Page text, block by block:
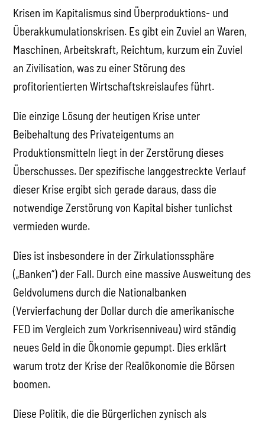
Krisen im Kapitalismus sind Überproduktions- und
Überakkumulationskrisen. Es gibt ein Zuviel an Waren,
Maschinen, Arbeitskraft, Reichtum, kurzum ein Zuviel
an Zivilisation, was zu einer Störung des
profitorientierten Wirtschaftskreislaufes führt.
Die einzige Lösung der heutigen Krise unter
Beibehaltung des Privateigentums an
Produktionsmitteln liegt in der Zerstörung dieses
Überschusses. Der spezifische langgestreckte Verlauf
dieser Krise ergibt sich gerade daraus, dass die
notwendige Zerstörung von Kapital bisher tunlichst
vermieden wurde.
Dies ist insbesondere in der Zirkulationssphäre
(„Banken“) der Fall. Durch eine massive Ausweitung des
Geldvolumens durch die Nationalbanken
(Vervierfachung der Dollar durch die amerikanische
FED im Vergleich zum Vorkrisenniveau) wird ständig
neues Geld in die Ökonomie gepumpt. Dies erklärt
warum trotz der Krise der Realökonomie die Börsen
boomen.
Diese Politik, die die Bürgerlichen zynisch als